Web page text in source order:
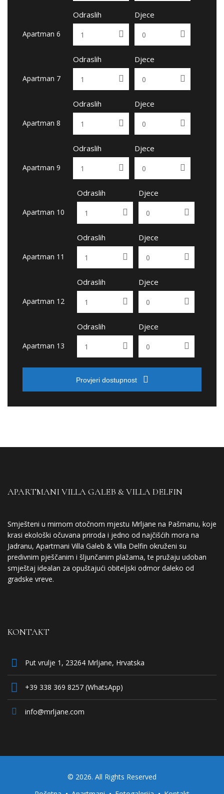
Apartman 6
Odraslih Djece
Apartman 7
Odraslih Djece
Apartman 8
Odraslih Djece
Apartman 9
Odraslih Djece
Apartman 10
Odraslih Djece
Apartman 11
Odraslih Djece
Apartman 12
Odraslih Djece
Apartman 13
Odraslih Djece
Provjeri dostupnost
APARTMANI VILLA GALEB & VILLA DELFIN
Smješteni u mirnom otočnom mjestu Mrljane na Pašmanu, koje
krasi ekološki očuvana priroda i jedno od najčišćih mora na
Jadranu, Apartmani Villa Galeb & Villa Delfin okruženi su
predivnim pješčanim i šljunčanim plažama, te pružaju udoban
smještaj idealan za opuštajući obiteljski odmor daleko od
gradske vreve.
KONTAKT
Put vrulje 1, 23264 Mrljane, Hrvatska
+39 338 369 8257 (WhatsApp)
info@mrljane.com
© 2026. All Rights Reserved